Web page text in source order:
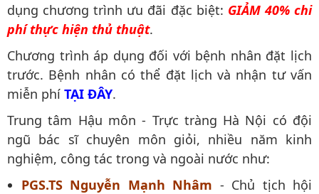
dụng chương trình ưu đãi đặc biệt: GIẢM 40% chi
phí thực hiện thủ thuật.
Chương trình áp dụng đối với bệnh nhân đặt lịch
trước. Bệnh nhân có thể đặt lịch và nhận tư vấn
miễn phí TẠI ĐÂY.
Trung tâm Hậu môn - Trực tràng Hà Nội có đội
ngũ bác sĩ chuyên môn giỏi, nhiều năm kinh
nghiệm, công tác trong và ngoài nước như:
PGS.TS Nguyễn Mạnh Nhâm - Chủ tịch hội